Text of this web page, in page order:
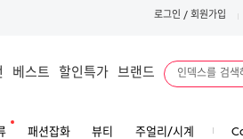
로그인 / 회원가입
베스트 할인특가 브랜드
패션잡화 뷰티 주얼리/시계